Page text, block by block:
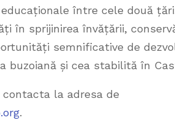
între cele două
în sprijinirea învățării,
semnificative de
buzoiană și cea stabilită în
la adresa de
.